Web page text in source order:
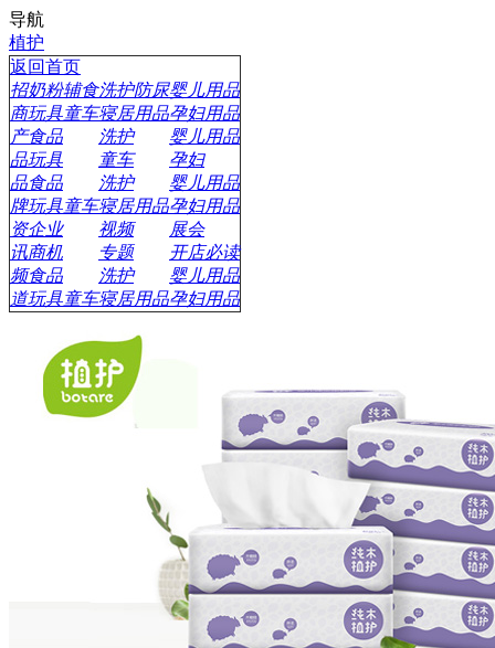
导航
植护
返回首页
招
商
奶粉辅食洗护防尿婴儿用品
玩具童车寝居用品孕妇用品
产
品
食品 洗护
婴儿用品
玩具
童车
孕妇
品
牌
食品 洗护
婴儿用品
玩具童车寝居用品孕妇用品
资
讯
企业 视频
展会
商机
专题
开店必读
频
道
食品 洗护
婴儿用品
玩具童车寝居用品孕妇用品